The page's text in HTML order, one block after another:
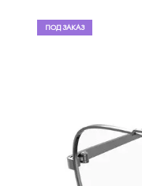
ПОД ЗАКАЗ